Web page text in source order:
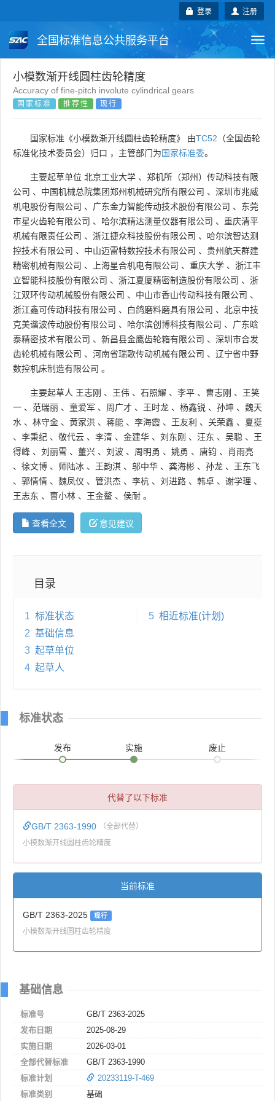
注册
登录
全国标准信息公共服务平台
国家标准 行业标准
团体标准
国外标准 技术委员会
小模数渐开线圆柱齿轮精度
Accuracy of fine-pitch involute cylindrical gears
国家标准 推荐性 现行
国家标准《小模数渐开线圆柱齿轮精度》 由TC52 （全国齿轮
标准化技术委员会）归口 ，主管部门为国家标准委。
主要起草单位 北京工业大学 、 郑机所（郑州）传动科技有限
公司 、 中国机械总院集团郑州机械研究所有限公司 、 深圳市兆威
机电股份有限公司 、 广东金力智能传动技术股份有限公司 、 东莞
市星火齿轮有限公司 、 哈尔滨精达测量仪器有限公司 、 重庆清平
机械有限责任公司 、 浙江捷众科技股份有限公司 、 哈尔滨智达测
控技术有限公司 、 中山迈雷特数控技术有限公司 、 贵州航天群建
精密机械有限公司 、 上海星合机电有限公司 、 重庆大学 、 浙江丰
立智能科技股份有限公司 、 浙江夏厦精密制造股份有限公司 、 浙
江双环传动机械股份有限公司 、 中山市香山传动科技有限公司 、
浙江鑫可传动科技有限公司 、 白鸽磨料磨具有限公司 、 北京中技
克美谐波传动股份有限公司 、 哈尔滨创博科技有限公司 、 广东晗
泰精密技术有限公司 、 新昌县金鹰齿轮箱有限公司 、 深圳市合发
齿轮机械有限公司 、 河南省瑞歌传动机械有限公司 、 辽宁省中野
数控机床制造有限公司 。
主要起草人 王志刚 、 王伟 、 石照耀 、 李平 、 曹志刚 、 王笑
一 、 范瑞丽 、 童爱军 、 周广才 、 王时龙 、 杨鑫锐 、 孙坤 、 魏天
水 、 林守金 、 黄家洪 、 蒋能 、 李海霞 、 王友利 、 关荣鑫 、 夏挺
、 李秉纪 、 敬代云 、 李清 、 金建华 、 刘东刚 、 汪东 、 吴聪 、 王
得峰 、 刘丽雪 、 董兴 、 刘波 、 周明勇 、 姚勇 、 唐钧 、
肖雨亮
、 徐文博 、 师陆冰 、 王韵淇 、 邬中华 、 龚海彬 、 孙龙 、 王东飞
、 郭情情 、 魏凤仪 、 管洪杰 、 李杭 、 刘进路 、 韩卓 、 谢学理 、
王志东 、 曹小林 、 王金鳌 、 侯耐 。
查看全文 意见建议
目录
1 标准状态
2 基础信息
3 起草单位
4 起草人
5 相近标准(计划)
标准状态
发布 实施 废止
代替了以下标准
GB/T 2363-1990 （全部代替）
小模数渐开线圆柱齿轮精度
当前标准
GB/T 2363-2025 现行
小模数渐开线圆柱齿轮精度
基础信息
标准号
GB/T 2363-2025
发布日期
2025-08-29
实施日期
2026-03-01
全部代替标准
GB/T 2363-1990
标准计划
20233119-T-469
标准类别
基础